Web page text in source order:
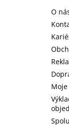
O